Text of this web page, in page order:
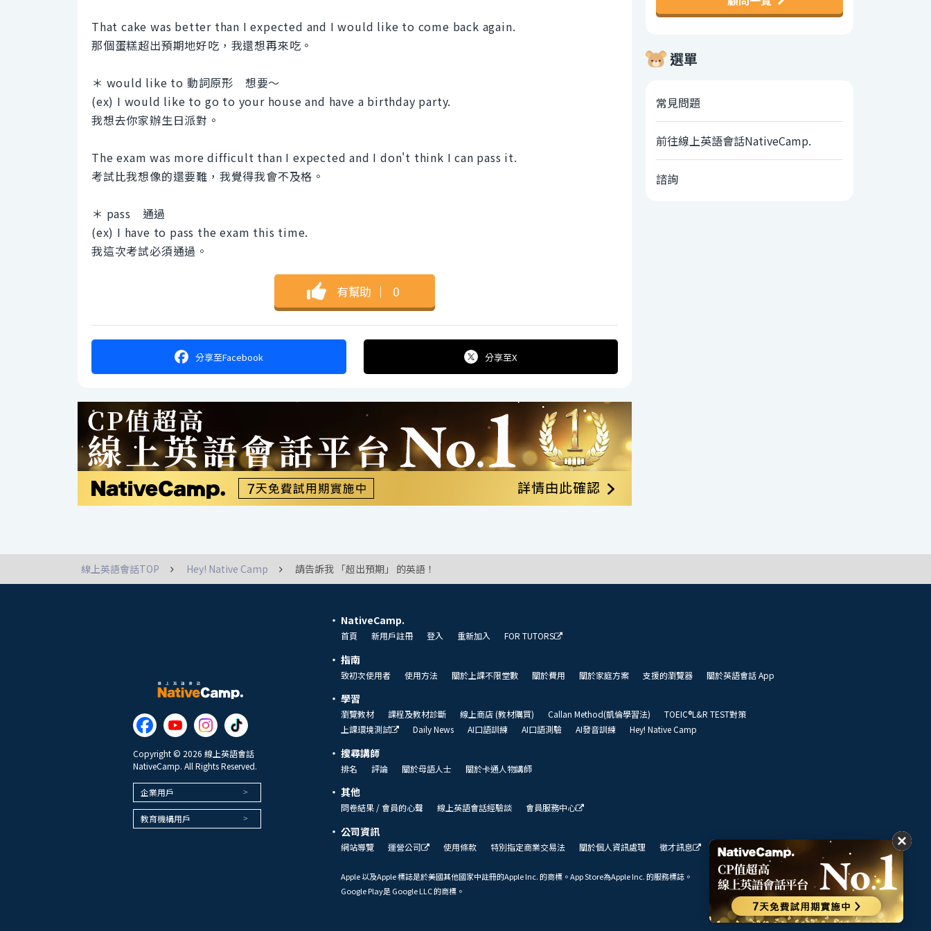
That cake was better than I expected and I would like to come back again.
那個蛋糕超出預期地好吃，我還想再來吃。
＊ would like to 動詞原形 想要～
(ex) I would like to go to your house and have a birthday party.
我想去你家辦生日派對。
The exam was more difficult than I expected and I don't think I can pass it.
考試比我想像的還要難，我覺得我會不及格。
＊ pass 通過
(ex) I have to pass the exam this time.
我這次考試必須通過。
有幫助 ｜ 0
分享至Facebook 分享至X
選單
常見問題
前往線上英語會話NativeCamp.
諮詢
線上英語會話TOP Hey! Native Camp 請告訴我 「超出預期」 的英語！
Copyright © 2026 線上英語會話
NativeCamp. All Rights Reserved.
企業用戶
教育機構用戶
NativeCamp.
首頁 新用戶註冊 登入 重新加入 FOR TUTORS
指南
致初次使用者 使用方法 關於上課不限堂數 關於費用 關於家庭方案 支援的瀏覽器 關於英語會話 App
學習
瀏覽教材 課程及教材診斷 線上商店 (教材購買) Callan Method(凱倫學習法)
TOEIC®L&R TEST對策
上課環境測試
Daily News AI口語訓練 AI口語測驗 AI發音訓練 Hey! Native Camp
搜尋講師
排名 評論 關於母語人士 關於卡通人物講師
其他
問卷結果 / 會員的心聲 線上英語會話經驗談 會員服務中心
公司資訊
網站導覽 運營公司 使用條款 特別指定商業交易法 關於個人資訊處理 徵才訊息 我們的展望
Apple 以及Apple 標誌是於美國其他國家中註冊的Apple Inc. 的商標。App Store為Apple Inc. 的服務標誌。
Google Play是 Google LLC 的商標。